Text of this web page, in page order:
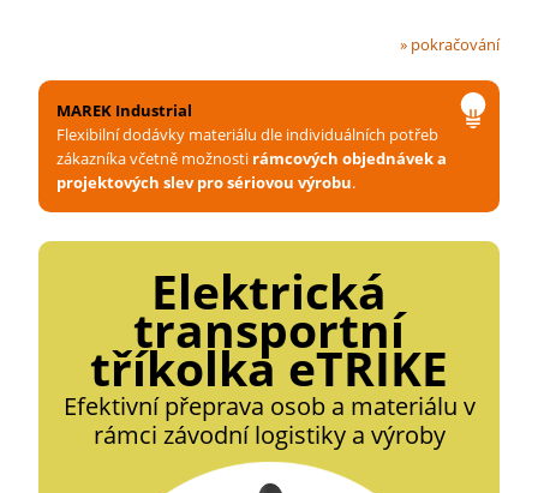
» pokračování
MAREK Industrial
Flexibilní dodávky materiálu dle individuálních potřeb
zákazníka včetně možnosti rámcových objednávek a
projektových slev pro sériovou výrobu.
Elektrická
transportní
tříkolka eTRIKE
Efektivní přeprava osob a materiálu v
rámci závodní logistiky a výroby